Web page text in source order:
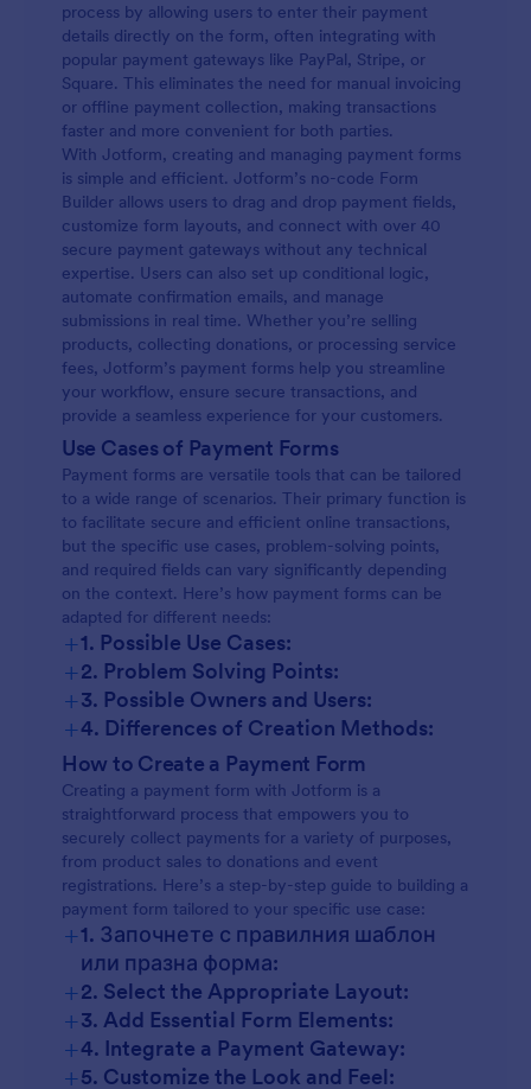
process by allowing users to enter their payment
details directly on the form, often integrating with
popular payment gateways like PayPal, Stripe, or
Square. This eliminates the need for manual invoicing
or offline payment collection, making transactions
faster and more convenient for both parties.
With Jotform, creating and managing payment forms
is simple and efficient. Jotform’s no-code Form
Builder allows users to drag and drop payment fields,
customize form layouts, and connect with over 40
secure payment gateways without any technical
expertise. Users can also set up conditional logic,
automate confirmation emails, and manage
submissions in real time. Whether you’re selling
products, collecting donations, or processing service
fees, Jotform’s payment forms help you streamline
your workflow, ensure secure transactions, and
provide a seamless experience for your customers.
Use Cases of Payment Forms
Payment forms are versatile tools that can be tailored
to a wide range of scenarios. Their primary function is
to facilitate secure and efficient online transactions,
but the specific use cases, problem-solving points,
and required fields can vary significantly depending
on the context. Here’s how payment forms can be
adapted for different needs:
+1. Possible Use Cases:
+2. Problem Solving Points:
+3. Possible Owners and Users:
+4. Differences of Creation Methods:
How to Create a Payment Form
Creating a payment form with Jotform is a
straightforward process that empowers you to
securely collect payments for a variety of purposes,
from product sales to donations and event
registrations. Here’s a step-by-step guide to building a
payment form tailored to your specific use case:
+1. Започнете с правилния шаблон
или празна форма:
+2. Select the Appropriate Layout:
+3. Add Essential Form Elements:
+4. Integrate a Payment Gateway:
+5. Customize the Look and Feel: